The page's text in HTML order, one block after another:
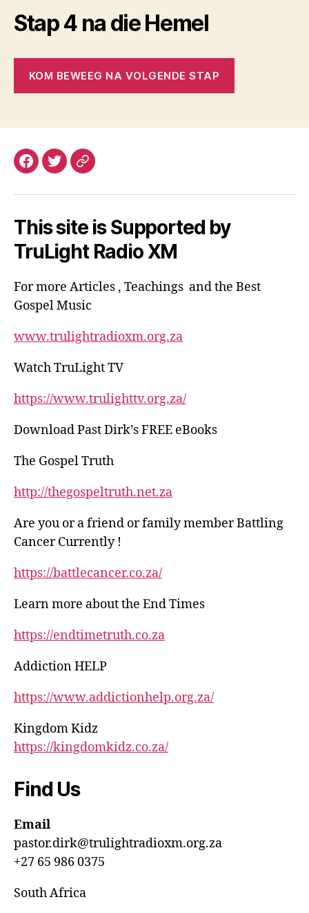
Stap 4 na die Hemel
KOM BEWEEG NA VOLGENDE STAP
FacebookEmail
This site is Supported by
TruLight Radio XM
For more Articles , Teachings and the Best
Gospel Music
www.trulightradioxm.org.za
Watch TruLight TV
https://www.trulighttv.org.za/
Download Past Dirk’s FREE eBooks
The Gospel Truth
http://thegospeltruth.net.za
Are you or a friend or family member Battling
Cancer Currently !
https://battlecancer.co.za/
Learn more about the End Times
https://endtimetruth.co.za
Addiction HELP
https://www.addictionhelp.org.za/
Kingdom Kidz
https://kingdomkidz.co.za/
Find Us
Email
pastor.dirk@trulightradioxm.org.za
+27 65 986 0375
South Africa